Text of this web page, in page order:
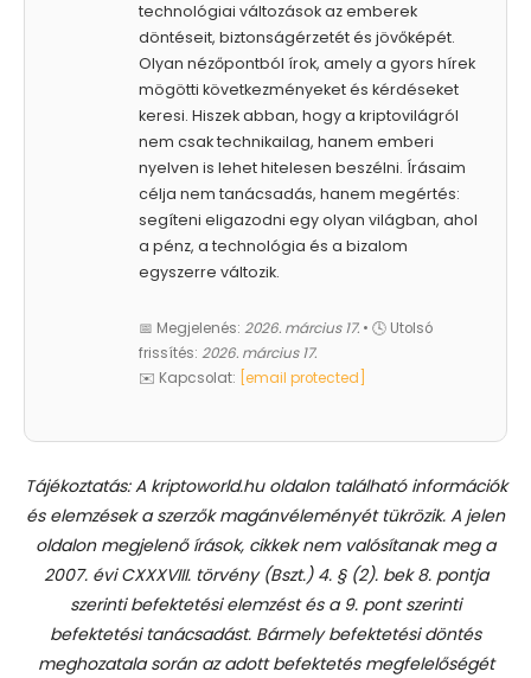
technológiai változások az emberek
döntéseit, biztonságérzetét és jövőképét.
Olyan nézőpontból írok, amely a gyors hírek
mögötti következményeket és kérdéseket
keresi. Hiszek abban, hogy a kriptovilágról
nem csak technikailag, hanem emberi
nyelven is lehet hitelesen beszélni. Írásaim
célja nem tanácsadás, hanem megértés:
segíteni eligazodni egy olyan világban, ahol
a pénz, a technológia és a bizalom
egyszerre változik.
📅 Megjelenés: 2026. március 17. • 🕓 Utolsó
frissítés: 2026. március 17.
✉️ Kapcsolat:
[email protected]
Tájékoztatás: A kriptoworld.hu oldalon található információk
és elemzések a szerzők magánvéleményét tükrözik. A jelen
oldalon megjelenő írások, cikkek nem valósítanak meg a
2007. évi CXXXVIII. törvény (Bszt.) 4. § (2). bek 8. pontja
szerinti befektetési elemzést és a 9. pont szerinti
befektetési tanácsadást. Bármely befektetési döntés
meghozatala során az adott befektetés megfelelőségét